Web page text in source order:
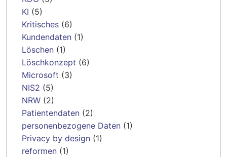
KI (5)
Kritisches (6)
Kundendaten (1)
Löschen (1)
Löschkonzept (6)
Microsoft (3)
NIS2 (5)
NRW (2)
Patientendaten (2)
personenbezogene Daten (1)
Privacy by design (1)
reformen (1)